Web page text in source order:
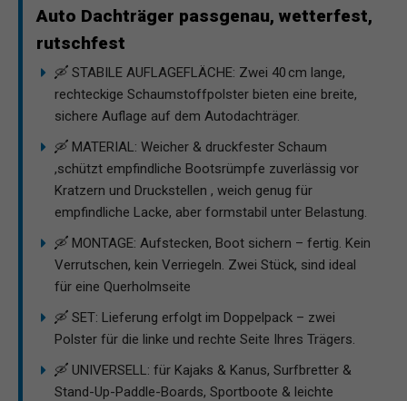
Auto Dachträger passgenau, wetterfest,
rutschfest
🛶 STABILE AUFLAGEFLÄCHE: Zwei 40 cm lange,
rechteckige Schaumstoffpolster bieten eine breite,
sichere Auflage auf dem Autodachträger.
🛶 MATERIAL: Weicher & druckfester Schaum
,schützt empfindliche Bootsrümpfe zuverlässig vor
Kratzern und Druckstellen , weich genug für
empfindliche Lacke, aber formstabil unter Belastung.
🛶 MONTAGE: Aufstecken, Boot sichern – fertig. Kein
Verrutschen, kein Verriegeln. Zwei Stück, sind ideal
für eine Querholmseite
🛶 SET: Lieferung erfolgt im Doppelpack – zwei
Polster für die linke und rechte Seite Ihres Trägers.
🛶 UNIVERSELL: für Kajaks & Kanus, Surfbretter &
Stand-Up-Paddle-Boards, Sportboote & leichte